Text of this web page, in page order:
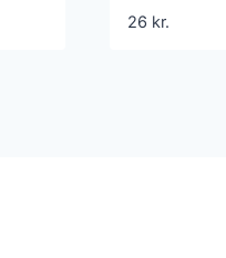
part
26 kr.